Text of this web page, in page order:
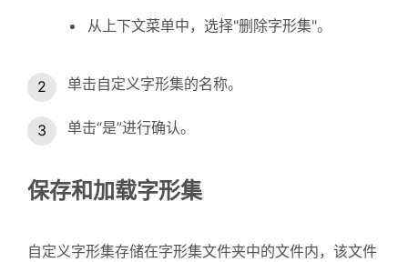
从上下文菜单中，选择"删除字形集"。
单击自定义字形集的名称。
单击“是”进行确认。
保存和加载字形集
自定义字形集存储在字形集文件夹中的文件内，该文件